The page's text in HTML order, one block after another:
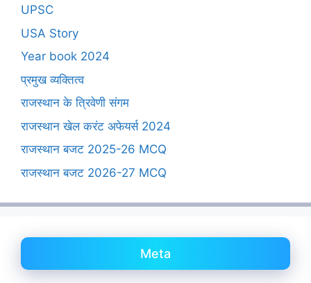
UPSC
USA Story
Year book 2024
प्रमुख व्यक्तित्व
राजस्थान के त्रिवेणी संगम
राजस्थान खेल करंट अफेयर्स 2024
राजस्थान बजट 2025-26 MCQ
राजस्थान बजट 2026-27 MCQ
Meta